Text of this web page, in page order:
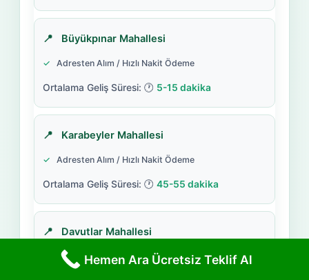
Büyükpınar Mahallesi
Adresten Alım / Hızlı Nakit Ödeme
5-15 dakika
Karabeyler Mahallesi
Adresten Alım / Hızlı Nakit Ödeme
45-55 dakika
Davutlar Mahallesi
Adresten Alım / Hızlı Nakit Ödeme
Hemen Ara Ücretsiz Teklif Al